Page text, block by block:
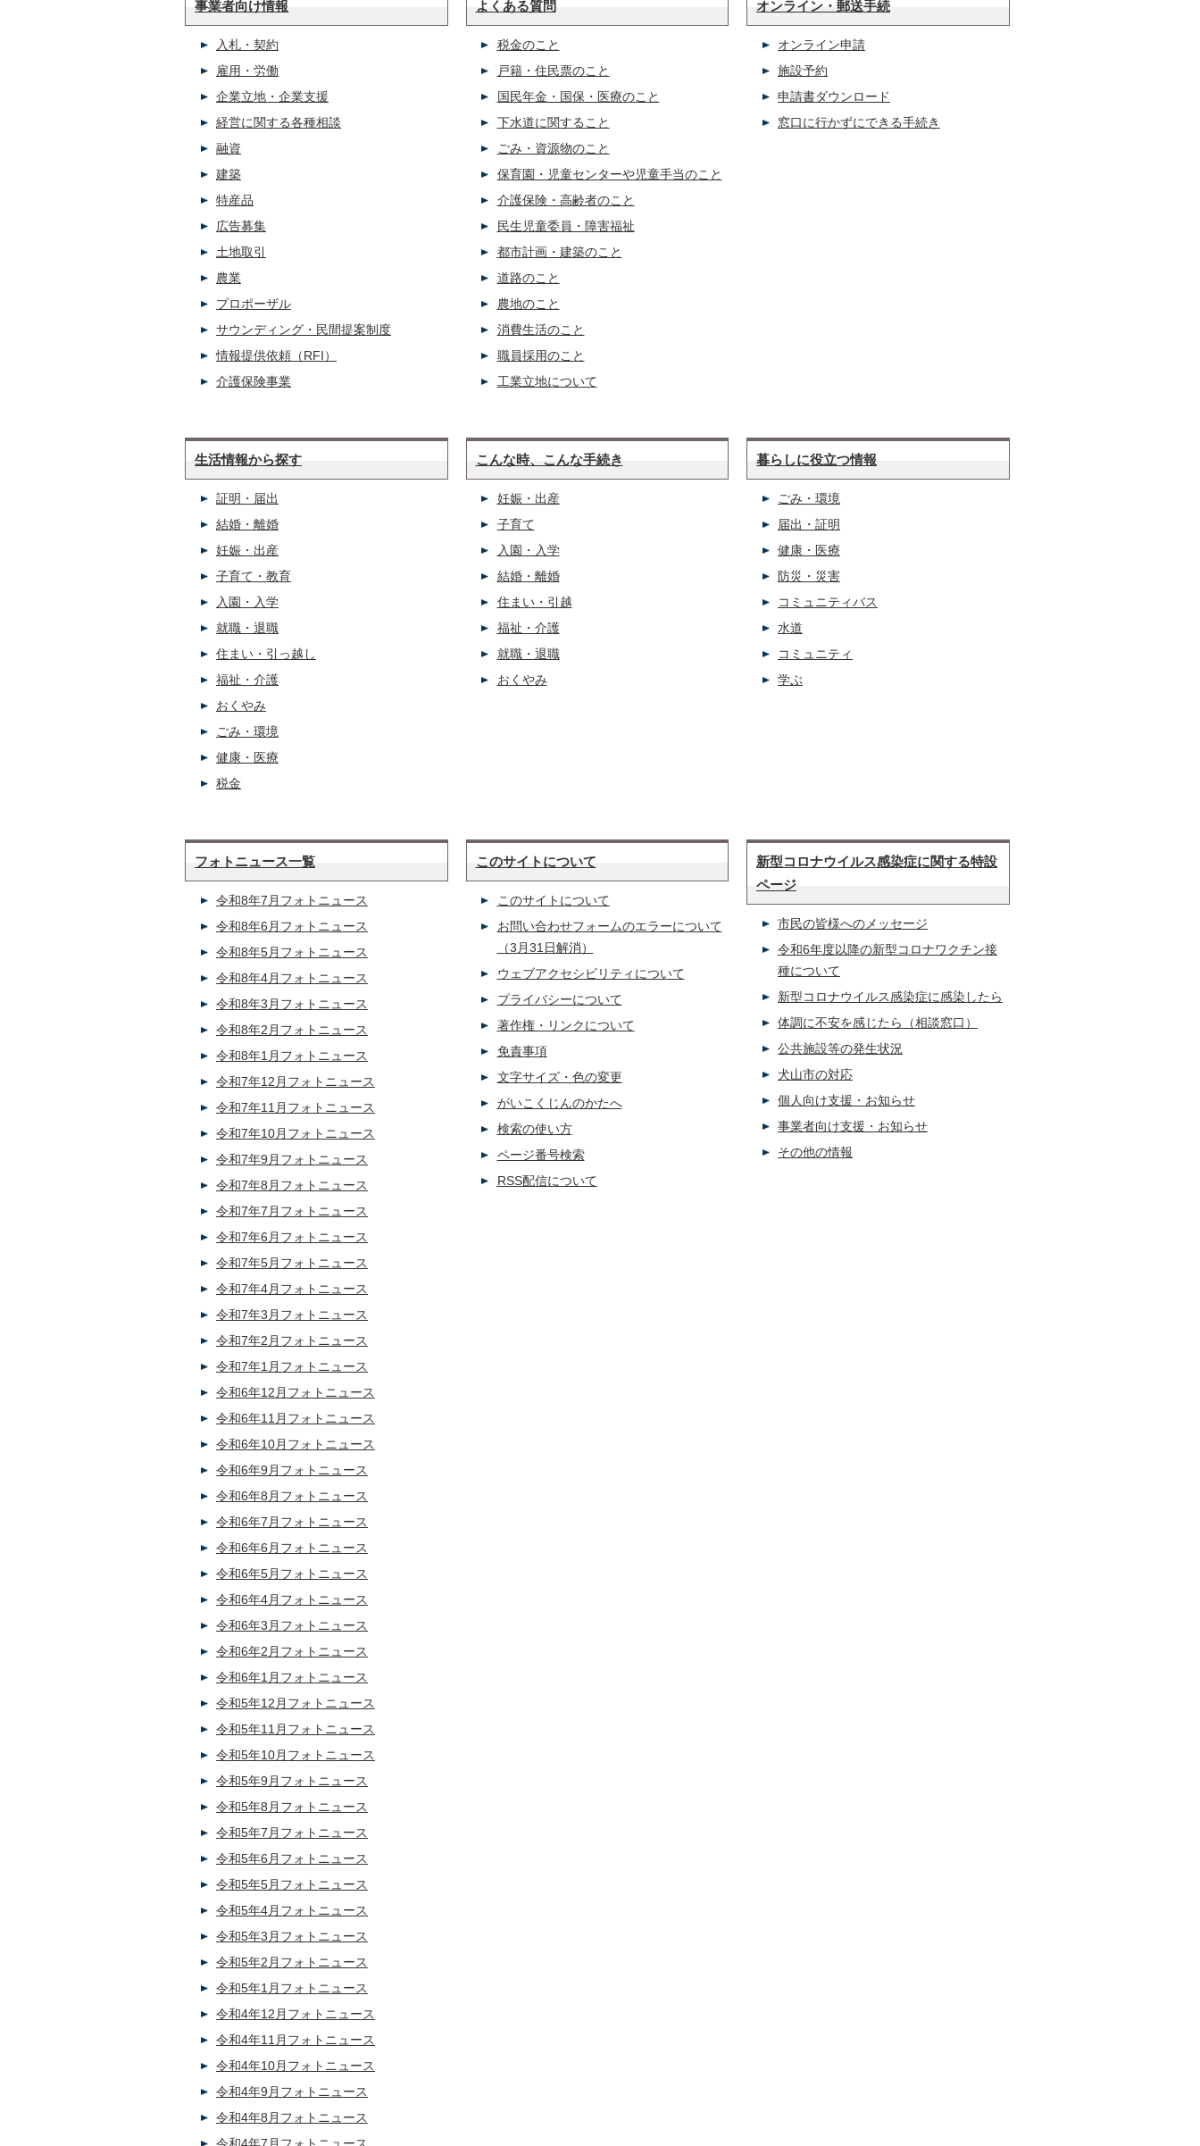
事業者向け情報
入札・契約
雇用・労働
企業立地・企業支援
経営に関する各種相談
融資
建築
特産品
広告募集
土地取引
農業
プロポーザル
サウンディング・民間提案制度
情報提供依頼（RFI）
介護保険事業
よくある質問
税金のこと
戸籍・住民票のこと
国民年金・国保・医療のこと
下水道に関すること
ごみ・資源物のこと
保育園・児童センターや児童手当のこと
介護保険・高齢者のこと
民生児童委員・障害福祉
都市計画・建築のこと
道路のこと
農地のこと
消費生活のこと
職員採用のこと
工業立地について
オンライン・郵送手続
オンライン申請
施設予約
申請書ダウンロード
窓口に行かずにできる手続き
生活情報から探す
証明・届出
結婚・離婚
妊娠・出産
子育て・教育
入園・入学
就職・退職
住まい・引っ越し
福祉・介護
おくやみ
ごみ・環境
健康・医療
税金
こんな時、こんな手続き
妊娠・出産
子育て
入園・入学
結婚・離婚
住まい・引越
福祉・介護
就職・退職
おくやみ
暮らしに役立つ情報
ごみ・環境
届出・証明
健康・医療
防災・災害
コミュニティバス
水道
コミュニティ
学ぶ
フォトニュース一覧
令和8年7月フォトニュース
令和8年6月フォトニュース
令和8年5月フォトニュース
令和8年4月フォトニュース
令和8年3月フォトニュース
令和8年2月フォトニュース
令和8年1月フォトニュース
令和7年12月フォトニュース
令和7年11月フォトニュース
令和7年10月フォトニュース
令和7年9月フォトニュース
令和7年8月フォトニュース
令和7年7月フォトニュース
令和7年6月フォトニュース
令和7年5月フォトニュース
令和7年4月フォトニュース
令和7年3月フォトニュース
令和7年2月フォトニュース
令和7年1月フォトニュース
令和6年12月フォトニュース
令和6年11月フォトニュース
令和6年10月フォトニュース
令和6年9月フォトニュース
令和6年8月フォトニュース
令和6年7月フォトニュース
令和6年6月フォトニュース
令和6年5月フォトニュース
令和6年4月フォトニュース
令和6年3月フォトニュース
令和6年2月フォトニュース
令和6年1月フォトニュース
令和5年12月フォトニュース
令和5年11月フォトニュース
令和5年10月フォトニュース
令和5年9月フォトニュース
令和5年8月フォトニュース
令和5年7月フォトニュース
令和5年6月フォトニュース
令和5年5月フォトニュース
令和5年4月フォトニュース
令和5年3月フォトニュース
令和5年2月フォトニュース
令和5年1月フォトニュース
令和4年12月フォトニュース
令和4年11月フォトニュース
令和4年10月フォトニュース
令和4年9月フォトニュース
令和4年8月フォトニュース
このサイトについて
このサイトについて
お問い合わせフォームのエラーについて
（3月31日解消）
ウェブアクセシビリティについて
プライバシーについて
著作権・リンクについて
免責事項
文字サイズ・色の変更
がいこくじんのかたへ
検索の使い方
ページ番号検索
RSS配信について
新型コロナウイルス感染症に関する特設
ページ
市民の皆様へのメッセージ
令和6年度以降の新型コロナワクチン接
種について
新型コロナウイルス感染症に感染したら
体調に不安を感じたら（相談窓口）
公共施設等の発生状況
犬山市の対応
個人向け支援・お知らせ
事業者向け支援・お知らせ
その他の情報